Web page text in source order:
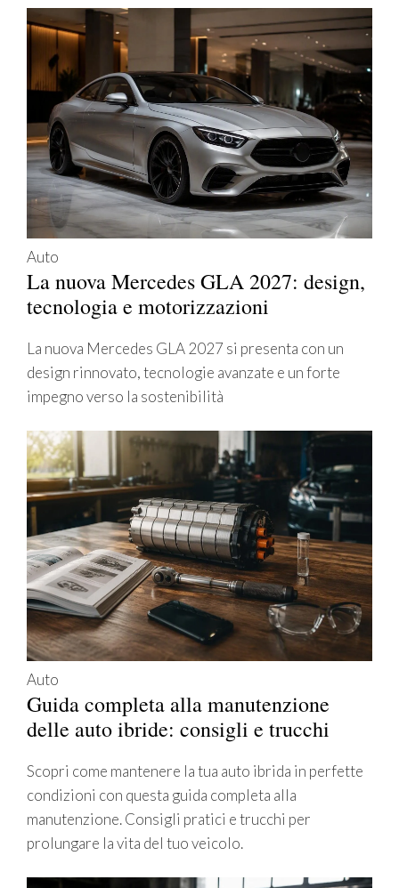
Auto
La nuova Mercedes GLA 2027: design,
tecnologia e motorizzazioni
La nuova Mercedes GLA 2027 si presenta con un
design rinnovato, tecnologie avanzate e un forte
impegno verso la sostenibilità
Auto
Guida completa alla manutenzione
delle auto ibride: consigli e trucchi
Scopri come mantenere la tua auto ibrida in perfette
condizioni con questa guida completa alla
manutenzione. Consigli pratici e trucchi per
prolungare la vita del tuo veicolo.